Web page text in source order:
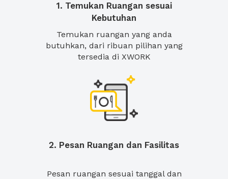
1. Temukan Ruangan sesuai
Kebutuhan
Temukan ruangan yang anda
butuhkan, dari ribuan pilihan yang
tersedia di XWORK
2. Pesan Ruangan dan Fasilitas
Pesan ruangan sesuai tanggal dan